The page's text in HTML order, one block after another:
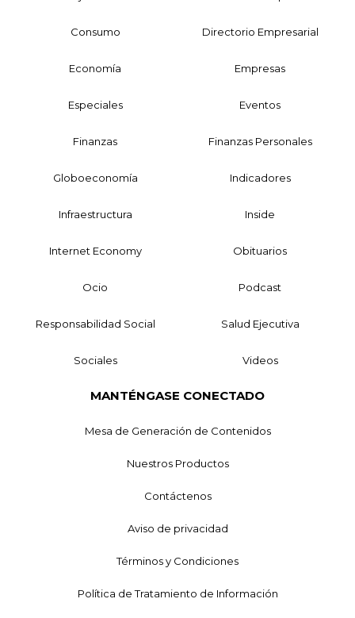
Consumo Directorio Empresarial
Economía Empresas
Especiales Eventos
Finanzas Finanzas Personales
Globoeconomía Indicadores
Infraestructura Inside
Internet Economy Obituarios
Ocio Podcast
Responsabilidad Social Salud Ejecutiva
Sociales Videos
MANTÉNGASE CONECTADO
Mesa de Generación de Contenidos
Nuestros Productos
Contáctenos
Aviso de privacidad
Términos y Condiciones
Política de Tratamiento de Información